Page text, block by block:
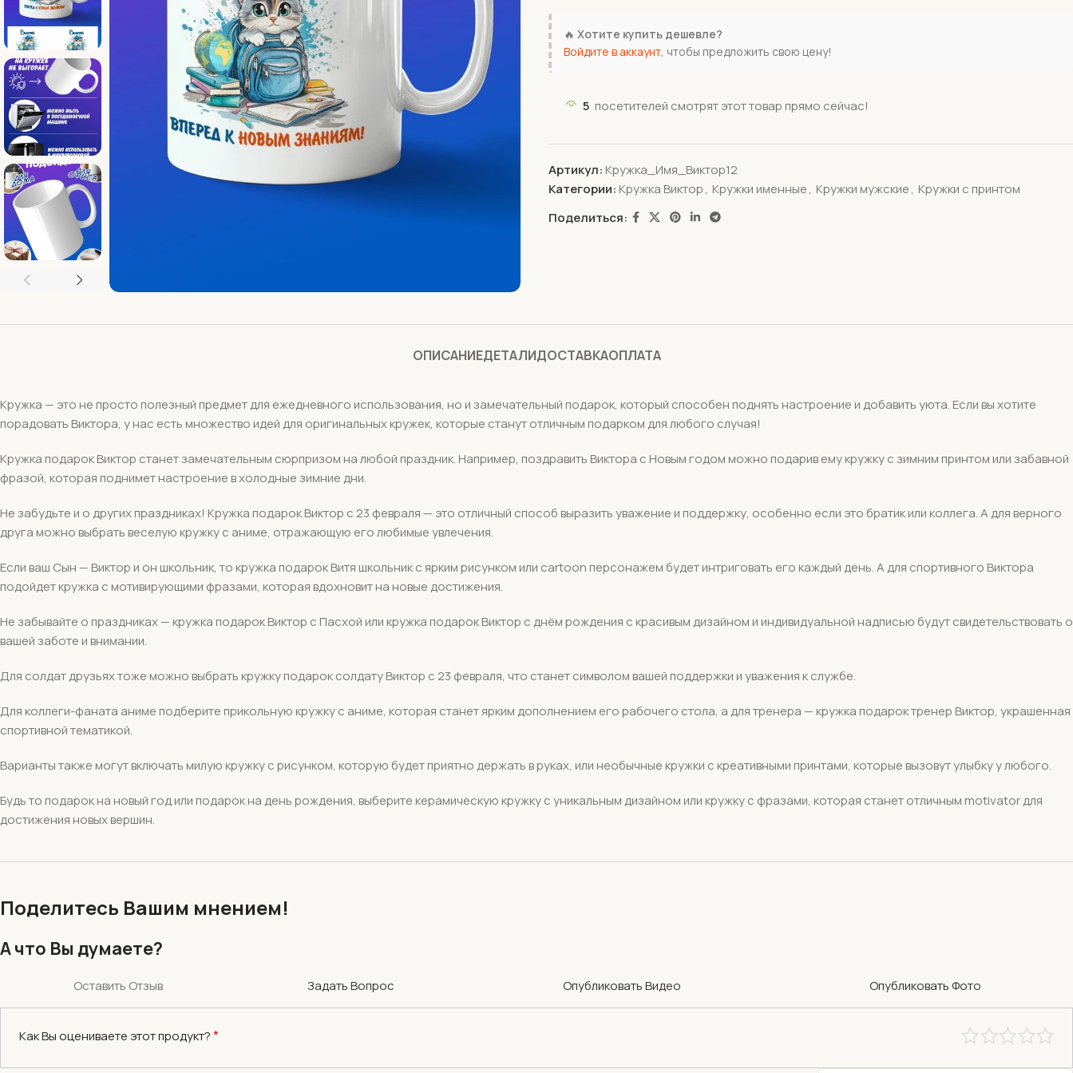
🔥 Хотите купить дешевле?
Войдите в аккаунт, чтобы предложить свою цену!
5 посетителей смотрят этот товар прямо сейчас!
Артикул: Кружка_Имя_Виктор12
Категории: Кружка Виктор, Кружки именные, Кружки мужские, Кружки с принтом
Поделиться:
ОПИСАНИЕДЕТАЛИДОСТАВКАОПЛАТА
Кружка — это не просто полезный предмет для ежедневного использования, но и замечательный подарок, который способен поднять настроение и добавить уюта. Если вы хотите
порадовать Виктора, у нас есть множество идей для оригинальных кружек, которые станут отличным подарком для любого случая!
Кружка подарок Виктор станет замечательным сюрпризом на любой праздник. Например, поздравить Виктора с Новым годом можно подарив ему кружку с зимним принтом или забавной
фразой, которая поднимет настроение в холодные зимние дни.
Не забудьте и о других праздниках! Кружка подарок Виктор с 23 февраля — это отличный способ выразить уважение и поддержку, особенно если это братик или коллега. А для верного
друга можно выбрать веселую кружку с аниме, отражающую его любимые увлечения.
Если ваш Сын — Виктор и он школьник, то кружка подарок Витя школьник с ярким рисунком или cartoon персонажем будет интриговать его каждый день. А для спортивного Виктора
подойдет кружка с мотивирующими фразами, которая вдохновит на новые достижения.
Не забывайте о праздниках — кружка подарок Виктор с Пасхой или кружка подарок Виктор с днём рождения с красивым дизайном и индивидуальной надписью будут свидетельствовать о
вашей заботе и внимании.
Для солдат друзьях тоже можно выбрать кружку подарок солдату Виктор с 23 февраля, что станет символом вашей поддержки и уважения к службе.
Для коллеги-фаната аниме подберите прикольную кружку с аниме, которая станет ярким дополнением его рабочего стола, а для тренера — кружка подарок тренер Виктор, украшенная
спортивной тематикой.
Варианты также могут включать милую кружку с рисунком, которую будет приятно держать в руках, или необычные кружки с креативными принтами, которые вызовут улыбку у любого.
Будь то подарок на новый год или подарок на день рождения, выберите керамическую кружку с уникальным дизайном или кружку с фразами, которая станет отличным motivator для
достижения новых вершин.
Поделитесь Вашим мнением!
А что Вы думаете?
Оставить Отзыв Задать Вопрос Опубликовать Видео Опубликовать Фото
Как Вы оцениваете этот продукт?*